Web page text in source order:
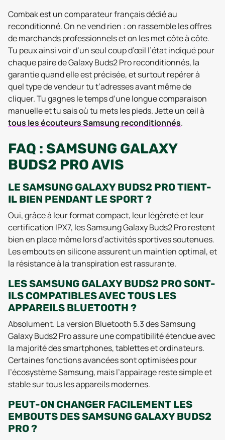
Combak est un comparateur français dédié au
reconditionné. On ne vend rien : on rassemble les offres
de marchands professionnels et on les met côte à côte.
Tu peux ainsi voir d’un seul coup d’œil l’état indiqué pour
chaque paire de Galaxy Buds2 Pro reconditionnés, la
garantie quand elle est précisée, et surtout repérer à
quel type de vendeur tu t’adresses avant même de
cliquer. Tu gagnes le temps d’une longue comparaison
manuelle et tu sais où tu mets les pieds. Jette un œil à
tous les écouteurs Samsung reconditionnés.
FAQ : SAMSUNG GALAXY
BUDS2 PRO AVIS
LE SAMSUNG GALAXY BUDS2 PRO TIENT-
IL BIEN PENDANT LE SPORT ?
Oui, grâce à leur format compact, leur légèreté et leur
certification IPX7, les Samsung Galaxy Buds2 Pro restent
bien en place même lors d’activités sportives soutenues.
Les embouts en silicone assurent un maintien optimal, et
la résistance à la transpiration est rassurante.
LES SAMSUNG GALAXY BUDS2 PRO SONT-
ILS COMPATIBLES AVEC TOUS LES
APPAREILS BLUETOOTH ?
Absolument. La version Bluetooth 5.3 des Samsung
Galaxy Buds2 Pro assure une compatibilité étendue avec
la majorité des smartphones, tablettes et ordinateurs.
Certaines fonctions avancées sont optimisées pour
l’écosystème Samsung, mais l’appairage reste simple et
stable sur tous les appareils modernes.
PEUT-ON CHANGER FACILEMENT LES
EMBOUTS DES SAMSUNG GALAXY BUDS2
PRO ?